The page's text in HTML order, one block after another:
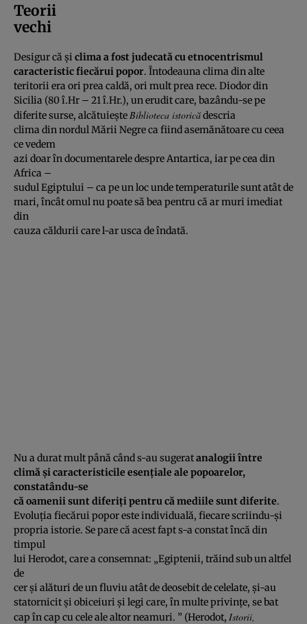
Teorii
vechi
Desigur că şi clima a fost judecată cu etnocentrismul
caracteristic fiecărui popor. Întodeauna clima din alte
teritorii era ori prea caldă, ori mult prea rece. Diodor din
Sicilia (80 î.Hr – 21 î.Hr.), un erudit care, bazându-se pe
diferite surse, alcătuieşte Biblioteca istoricădescria
clima din nordul Mării Negre ca fiind asemănătoare cu ceea
ce vedem
azi doar în documentarele despre Antartica, iar pe cea din
Africa –
sudul Egiptului – ca pe un loc unde temperaturile sunt atât de
mari, încât omul nu poate să bea pentru că ar muri imediat
din
cauza căldurii care l-ar usca de îndată.
Nu a durat mult până când s-au sugeratanalogii între
climă şi caracteristicile esenţiale ale popoarelor,
constatându-se
că oamenii sunt diferiţi pentru că mediile sunt diferite.
Evoluţia fiecărui popor este individuală, fiecare scriindu-şi
propria istorie. Se pare că acest fapt s-a constat încă din
timpul
lui Herodot, care a consemnat: „Egiptenii, trăind sub un altfel
de
cer şi alături de un fluviu atât de deosebit de celelate, şi-au
statornicit şi obiceiuri şi legi care, în multe privinţe, se bat
cap în cap cu cele ale altor neamuri. ” (Herodot, Istorii,